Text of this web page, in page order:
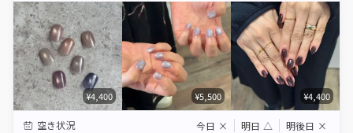
¥4,400 ¥5,500 ¥4,400
空き状況 今日 × 明日 △ 明後日 ×